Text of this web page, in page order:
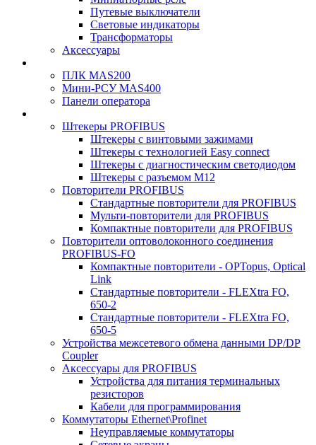
Путевые выключатели
Световые индикаторы
Трансформаторы
Аксессуары
ПЛК MAS200
Мини-РСУ MAS400
Панели оператора
Штекеры PROFIBUS
Штекеры с винтовыми зажимами
Штекеры с технологией Easy connect
Штекеры с диагностическим светодиодом
Штекеры с разъемом М12
Повторители PROFIBUS
Стандартные повторители для PROFIBUS
Мульти-повторители для PROFIBUS
Компактные повторители для PROFIBUS
Повторители оптоволоконного соединения
PROFIBUS-FO
Компактные повторители - OPTopus, Optical
Link
Стандартные повторители - FLEXtra FO,
650-2
Стандартные повторители - FLEXtra FO,
650-5
Устройства межсетевого обмена данными DP/DP
Coupler
Аксессуары для PROFIBUS
Устройства для питания терминальных
резисторов
Кабели для программирования
Коммутаторы Ethernet\Profinet
Неуправляемые коммутаторы